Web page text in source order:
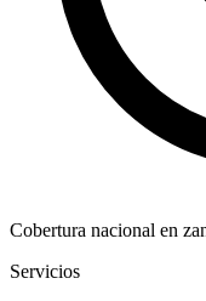
Cobertura nacional en
Servicios